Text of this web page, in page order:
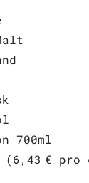
700ml
(6,43 € pro